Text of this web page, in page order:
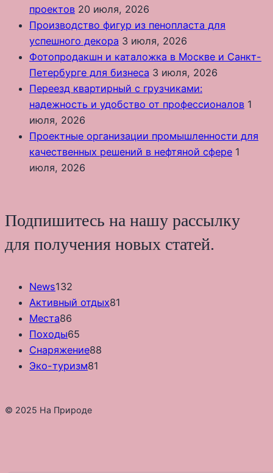
проектов 20 июля, 2026
Производство фигур из пенопласта для
успешного декора 3 июля, 2026
Фотопродакшн и каталожка в Москве и Санкт-
Петербурге для бизнеса 3 июля, 2026
Переезд квартирный с грузчиками:
надежность и удобство от профессионалов 1
июля, 2026
Проектные организации промышленности для
качественных решений в нефтяной сфере 1
июля, 2026
Подпишитесь на нашу рассылку
для получения новых статей.
News132
Активный отдых81
Места86
Походы65
Снаряжение88
Эко-туризм81
© 2025 На Природе